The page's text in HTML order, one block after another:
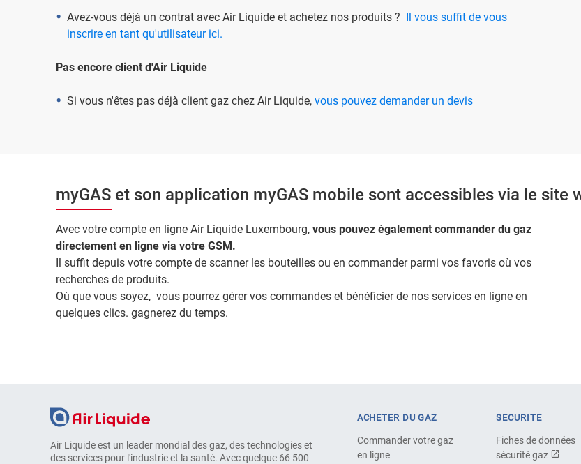
Avez-vous déjà un contrat avec Air Liquide et achetez nos produits ? Il vous suffit de vous
inscrire en tant qu'utilisateur ici.
Pas encore client d'Air Liquide
Si vous n'êtes pas déjà client gaz chez Air Liquide, vous pouvez demander un devis
myGAS et son application myGAS mobile sont accessibles via le site
Avec votre compte en ligne Air Liquide Luxembourg, vous pouvez également commander du gaz
directement en ligne via votre GSM.
Il suffit depuis votre compte de scanner les bouteilles ou en commander parmi vos favoris où vos
recherches de produits.
Où que vous soyez, vous pourrez gérer vos commandes et bénéficier de nos services en ligne en
quelques clics. gagnerez du temps.
Air Liquide est un leader mondial des gaz, des technologies et
des services pour l'industrie et la santé. Avec quelque 66 500
ACHETER DU GAZ
Commander votre gaz
en ligne
SECURITE
Fiches de données
sécurité gaz